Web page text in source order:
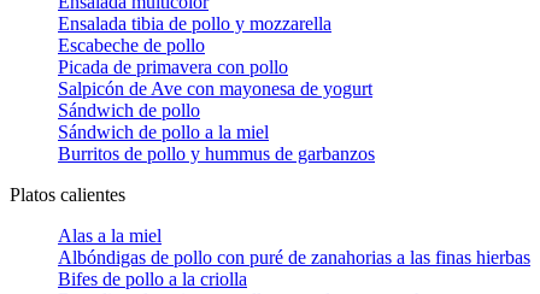
Ensalada tibia de pollo y mozzarella
Escabeche de pollo
Picada de primavera con pollo
Salpicón de Ave con mayonesa de yogurt
Sándwich de pollo
Sándwich de pollo a la miel
Burritos de pollo y hummus de garbanzos
Platos calientes
Alas a la miel
Albóndigas de pollo con puré de zanahorias a las finas hierbas
Bifes de pollo a la criolla